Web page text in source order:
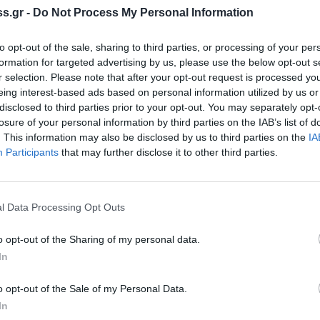
- Do Not Process My Personal Information
opt-out of the sale, sharing to third parties, or processing of your
for targeted advertising by us, please use the below opt-out
selection. Please note that after your opt-out request is processed
interest-based ads based on personal information utilized by us
to third parties prior to your opt-out. You may separately
of your personal information by third parties on the IAB’s list of
This information may also be disclosed by us to third parties on the
Participants that may further disclose it to other third parties.
Data Processing Opt Outs
opt-out of the Sharing of my personal data.
opt-out of the Sale of my Personal Data.
ΥΕ Εργατών Δασοπροστασίας και
χρόνου (ΙΔΟΧ) διάρκειας πέντε (5)
2023του Δήμου Μονεμβασίας ως
15/5/2023 και λήγει την Παρασκευή
τα απαιτούμενα δικαιολογητικά τα
από τους ενδιαφερόμενους είτε θα
(Τα